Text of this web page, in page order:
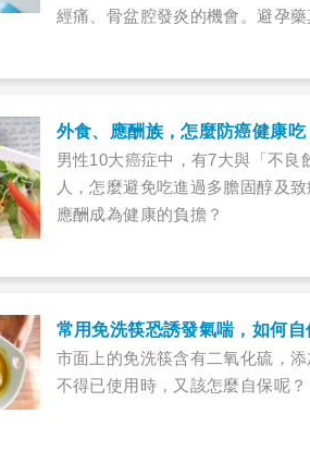
經痛、骨盆腔發炎的機會。避孕
外食、應酬族，怎麼防癌健康吃
男性10大癌症中，有7大與「不良
人，怎麼避免吃進過多膽固醇及
應酬成為健康的負擔？
常用免洗筷恐誘發氣喘，如何自
市面上的免洗筷含有二氧化硫，
不得已使用時，又該怎麼自保呢？